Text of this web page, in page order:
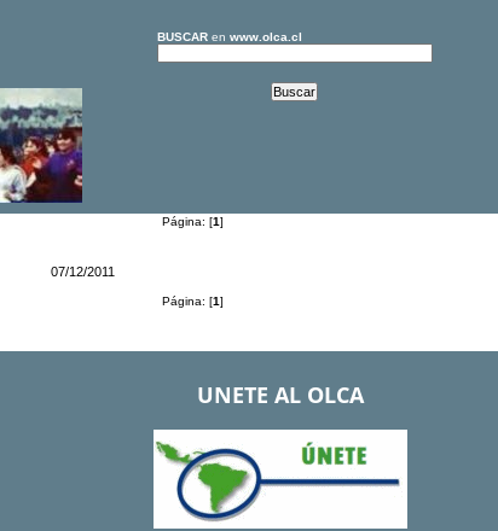
BUSCARen www.olca.cl
Página: [1]
07/12/2011
Página: [1]
UNETE AL OLCA